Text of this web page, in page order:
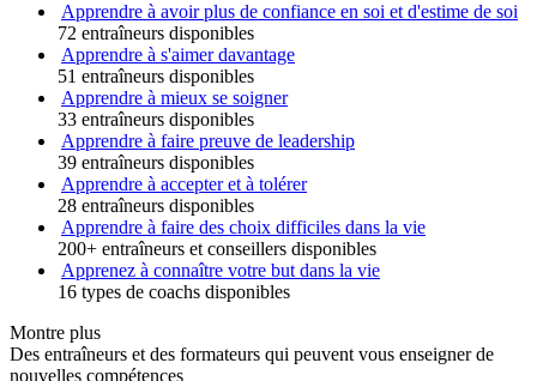
Apprendre à avoir plus de confiance en soi et d'estime de soi
72 entraîneurs disponibles
Apprendre à s'aimer davantage
51 entraîneurs disponibles
Apprendre à mieux se soigner
33 entraîneurs disponibles
Apprendre à faire preuve de leadership
39 entraîneurs disponibles
Apprendre à accepter et à tolérer
28 entraîneurs disponibles
Apprendre à faire des choix difficiles dans la vie
200+ entraîneurs et conseillers disponibles
Apprenez à connaître votre but dans la vie
16 types de coachs disponibles
Montre plus
Des entraîneurs et des formateurs qui peuvent vous enseigner de
nouvelles compétences